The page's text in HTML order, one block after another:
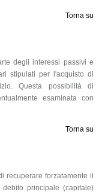
Torna su
degli interessi passivi e
stipulati per l'acquisto di
Questa possibilità di
esaminata con
Torna su
recuperare forzatamente il
principale (capitale)